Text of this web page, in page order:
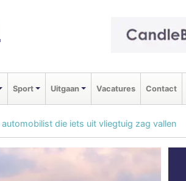
Sport Uitgaan Vacatures Contact
die iets uit vliegtuig zag vallen